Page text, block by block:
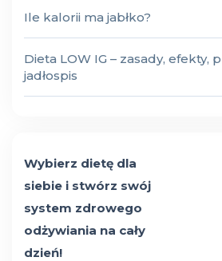
Ile kalorii ma jabłko?
Dieta LOW IG – zasady, efekty,
jadłospis
Wybierz dietę dla
siebie i stwórz swój
system zdrowego
odżywiania na cały
dzień!